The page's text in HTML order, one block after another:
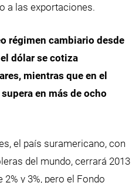
a las exportaciones.
régimen cambiario desde
dólar se cotiza
mientras que en el
en más de ocho
el país suramericano, con
del mundo, cerrará 2013
y 3%, pero el Fondo